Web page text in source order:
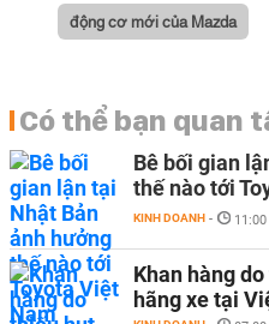
động cơ mới của Mazda
Có thể bạn quan
Bê bối gian
thế nào tới
KINH DOANH -
Khan hàng
hãng xe tại